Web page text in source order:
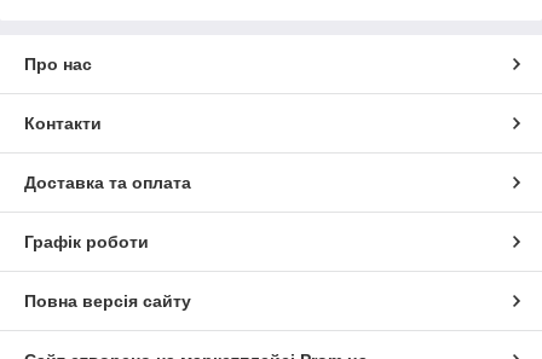
Про нас
Контакти
Доставка та оплата
Графік роботи
Повна версія сайту